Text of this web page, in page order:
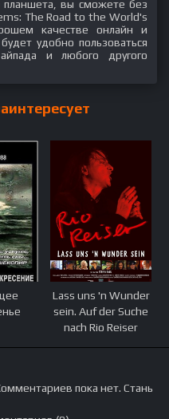
планшета, вы сможете без
The Road to the World's
качестве онлайн и
удобно пользоваться
и любого другого
Lass uns 'n Wunder
sein. Auf der Suche
nach Rio Reiser
пока нет. Стань